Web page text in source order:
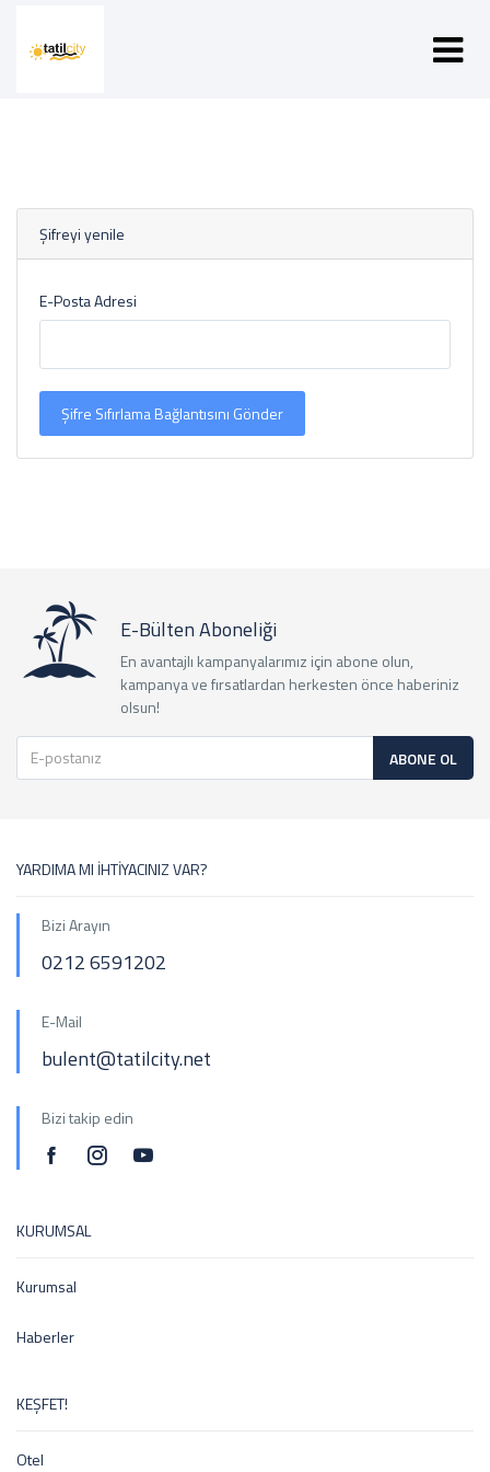
Şifreyi yenile
E-Posta Adresi
Şifre Sıfırlama Bağlantısını Gönder
E-Bülten Aboneliği
En avantajlı kampanyalarımız için abone olun,
kampanya ve fırsatlardan herkesten önce haberiniz
olsun!
ABONE OL
YARDIMA MI İHTİYACINIZ VAR?
Bizi Arayın
0212 6591202
E-Mail
bulent@tatilcity.net
Bizi takip edin
KURUMSAL
Kurumsal
Haberler
KEŞFET!
Otel